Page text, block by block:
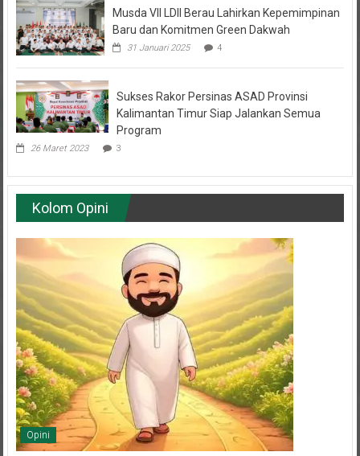
Baru dan Komitmen Green Dakwah
31 Januari 2025 4
Kalimantan Timur Siap Jalankan Semua
Program
26 Maret 2023 3
Kolom Opini
Opini